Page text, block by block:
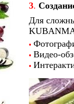
3.
Для
•
• Видео-
•